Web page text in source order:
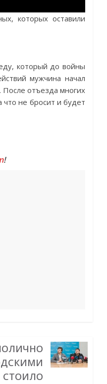
которых оставили
который до войны
мужчина начал
После отъезда многих
не бросит и будет
!
СТОИЛО